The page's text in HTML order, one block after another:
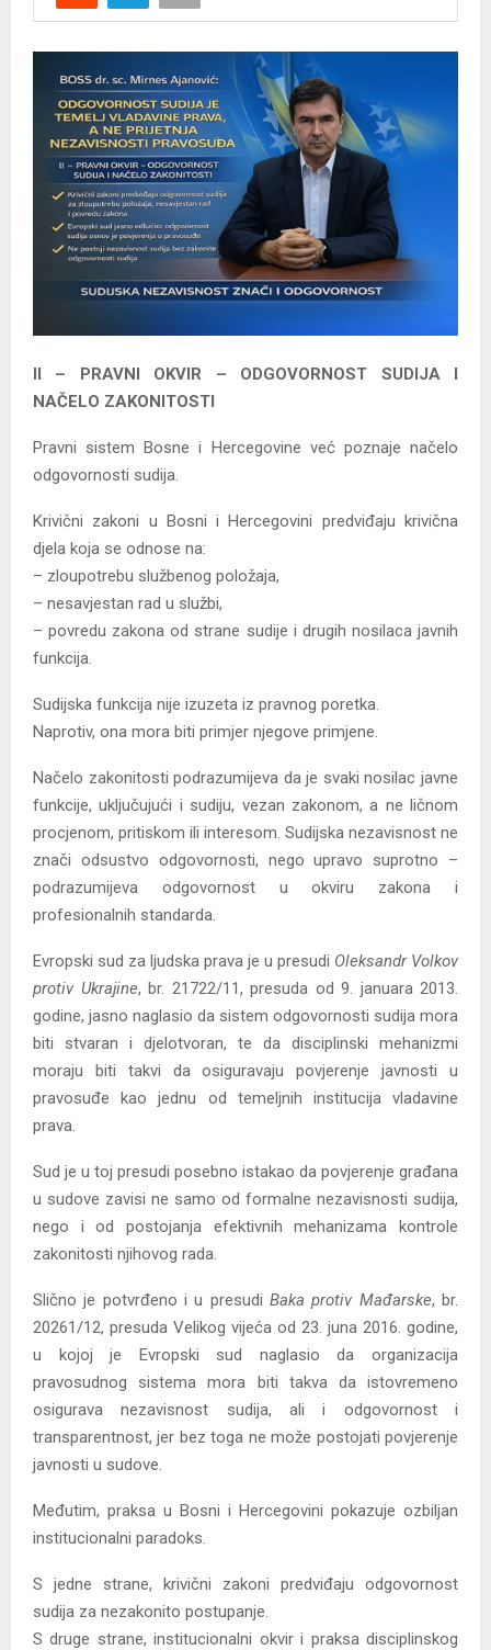
Y
II – PRAVNI OKVIR – ODGOVORNOST SUDIJA I
NAČELO ZAKONITOSTI
Pravni sistem Bosne i Hercegovine već poznaje načelo
odgovornosti sudija.
Krivični zakoni u Bosni i Hercegovini predviđaju krivična
djela koja se odnose na:
– zloupotrebu službenog položaja,
– nesavjestan rad u službi,
– povredu zakona od strane sudije i drugih nosilaca javnih
funkcija.
Sudijska funkcija nije izuzeta iz pravnog poretka.
Naprotiv, ona mora biti primjer njegove primjene.
Načelo zakonitosti podrazumijeva da je svaki nosilac javne
funkcije, uključujući i sudiju, vezan zakonom, a ne ličnom
procjenom, pritiskom ili interesom. Sudijska nezavisnost ne
znači odsustvo odgovornosti, nego upravo suprotno –
podrazumijeva odgovornost u okviru zakona i
profesionalnih standarda.
Evropski sud za ljudska prava je u presudi Oleksandr Volkov
protiv Ukrajine, br. 21722/11, presuda od 9. januara 2013.
godine, jasno naglasio da sistem odgovornosti sudija mora
biti stvaran i djelotvoran, te da disciplinski mehanizmi
moraju biti takvi da osiguravaju povjerenje javnosti u
pravosuđe kao jednu od temeljnih institucija vladavine
prava.
Sud je u toj presudi posebno istakao da povjerenje građana
u sudove zavisi ne samo od formalne nezavisnosti sudija,
nego i od postojanja efektivnih mehanizama kontrole
zakonitosti njihovog rada.
Slično je potvrđeno i u presudi Baka protiv Mađarske, br.
20261/12, presuda Velikog vijeća od 23. juna 2016. godine,
u kojoj je Evropski sud naglasio da organizacija
pravosudnog sistema mora biti takva da istovremeno
osigurava nezavisnost sudija, ali i odgovornost i
transparentnost, jer bez toga ne može postojati povjerenje
javnosti u sudove.
Međutim, praksa u Bosni i Hercegovini pokazuje ozbiljan
institucionalni paradoks.
S jedne strane, krivični zakoni predviđaju odgovornost
sudija za nezakonito postupanje.
S druge strane, institucionalni okvir i praksa disciplinskog